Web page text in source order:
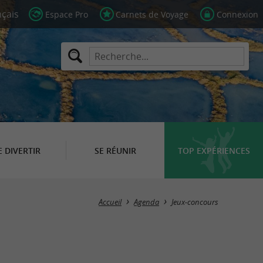
Espace Pro Carnets de Voyage Connexion
DIVERTIR SE RÉUNIR TOP EXPÉRIENCES
Masquer la carte
Accueil Agenda Jeux-concours